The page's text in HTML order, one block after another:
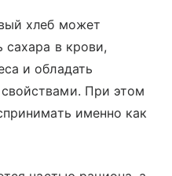
хлеб может
сахара в крови,
и обладать
При этом
именно как